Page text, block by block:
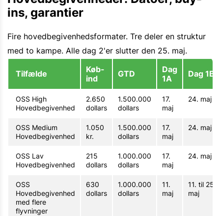
ins, garantier
Fire hovedbegivenhedsformater. Tre deler en struktur
med to kampe. Alle dag 2'er slutter den 25. maj.
Tilfælde
Køb-
ind
GTD
Dag
1A
Dag 1B
OSS High
Hovedbegivenhed
2.650
dollars
1.500.000
dollars
17.
maj
24. maj
OSS Medium
Hovedbegivenhed
1.050
kr.
1.500.000
dollars
17.
maj
24. maj
OSS Lav
Hovedbegivenhed
215
dollars
1.000.000
dollars
17.
maj
24. maj
OSS
Hovedbegivenhed
med flere
flyvninger
630
dollars
1.000.000
dollars
11.
maj
11. til 25.
maj